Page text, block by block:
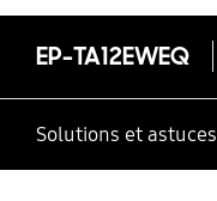
EP-TA12EWEQ
Solutions et astuces